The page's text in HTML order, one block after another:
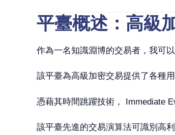
平臺概述：高級
作為一名知識淵博的交易者，我可
該平臺為高級加密交易提供了各種
憑藉其時間跳躍技術， Immediate
該平臺先進的交易演算法可識別高